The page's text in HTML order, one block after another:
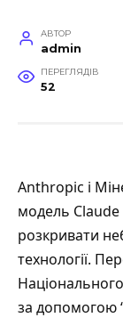
АВТОР
admin
ПЕРЕГЛЯДІВ
52
Anthropic і
модель Claude
розкривати
технології.
за допомогою